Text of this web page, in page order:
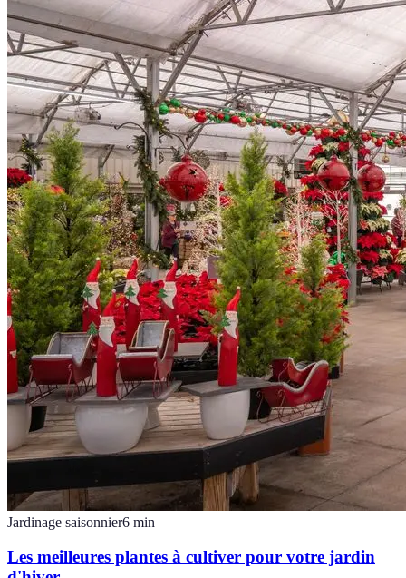
Jardinage saisonnier6 min
Les meilleures plantes à cultiver pour votre jardin